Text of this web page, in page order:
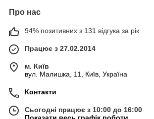
Про нас
94% позитивних з 131 відгука за рік
Працює з 27.02.2014
м. Київ
вул. Малишка, 11, Київ, Україна
Контакти
Сьогодні працює з 10:00 до 16:00